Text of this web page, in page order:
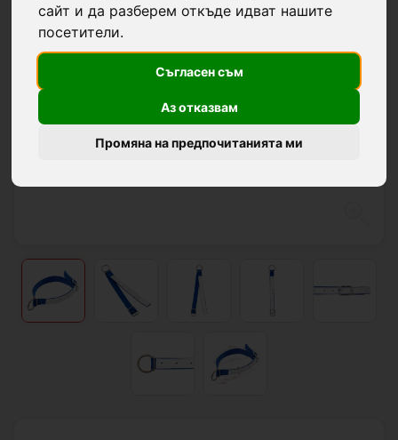
сайт и да разберем откъде идват нашите
посетители.
Съгласен съм
Аз отказвам
Промяна на предпочитанията ми